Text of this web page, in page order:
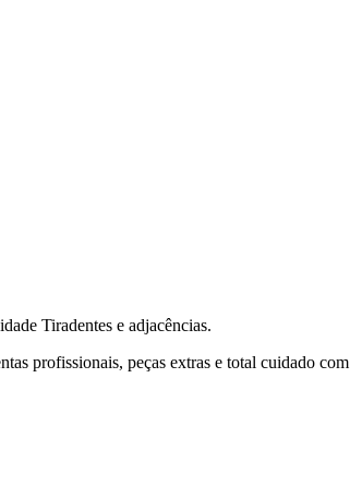
Tiradentes e adjacências.
profissionais, peças extras e total cuidado